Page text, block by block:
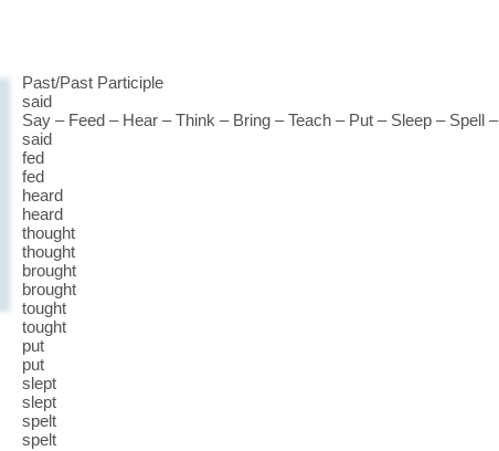
Past/Past Participle
said
Say – Feed – Hear – Think – Bring – Teach – Put – Sleep – Spell –
said
fed
fed
heard
heard
thought
thought
brought
brought
tought
tought
put
put
slept
slept
spelt
spelt